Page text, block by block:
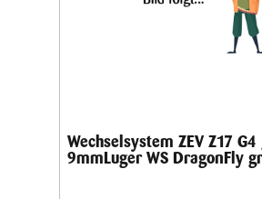
Wechselsystem ZEV Z17
9mmLuger WS DragonFly